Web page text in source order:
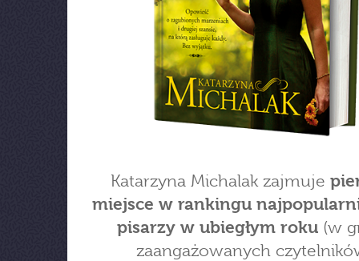
Katarzyna Michalak zajmuje
miejsce w rankingu
pisarzy w ubiegłym roku (w
zaangażowanych